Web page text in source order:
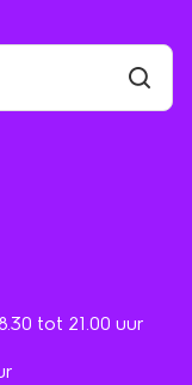
tot 21.00 uur
vind